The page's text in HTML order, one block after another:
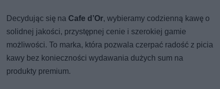
Decydując się na Cafe d’Or, wybieramy codzienną kawę o
solidnej jakości, przystępnej cenie i szerokiej gamie
możliwości. To marka, która pozwala czerpać radość z picia
kawy bez konieczności wydawania dużych sum na
produkty premium.